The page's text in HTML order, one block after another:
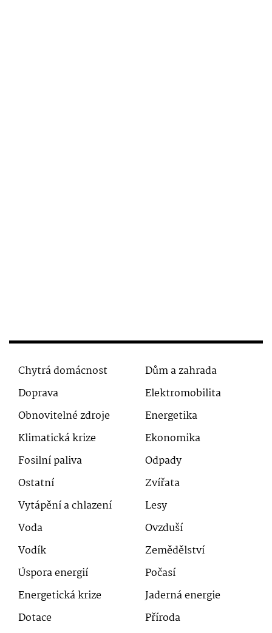
Chytrá domácnost
Dům a zahrada
Doprava
Elektromobilita
Obnovitelné zdroje
Energetika
Klimatická krize
Ekonomika
Fosilní paliva
Odpady
Ostatní
Zvířata
Vytápění a chlazení
Lesy
Voda
Ovzduší
Vodík
Zemědělství
Úspora energií
Počasí
Energetická krize
Jaderná energie
Dotace
Příroda